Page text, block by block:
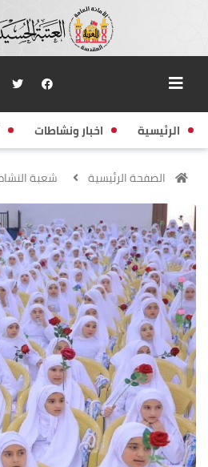
الرئيسية اخبار ونشاطات
الصفحة الرئيسية شعبة